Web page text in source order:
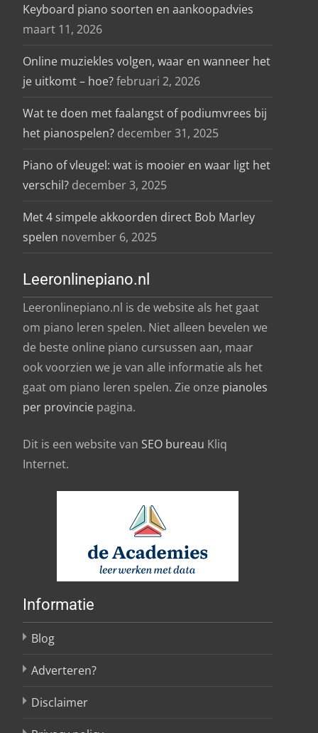
Keyboard piano soorten en aankoopadvies
maart 11, 2026
Online muziekles volgen, waar en wanneer het
je uitkomt – hoe?februari 2, 2026
Wat te doen met faalangst of podiumvrees bij
het pianospelen? december 31, 2025
Piano of vleugel: wat is mooier en waar ligt het
verschil? december 3, 2025
Met 4 simpele akkoorden direct Bob Marley
spelen november 6, 2025
Leeronlinepiano.nl
Leeronlinepiano.nl is de website als het gaat
om piano leren spelen. Niet alleen bevelen we
de beste online piano cursussen aan, maar
ook voorzien we je van alle informatie als het
gaat om piano leren spelen. Zie onze pianoles
per provincie pagina.
Dit is een website van SEO bureau Kliq
Internet.
Informatie
Blog
Adverteren?
Disclaimer